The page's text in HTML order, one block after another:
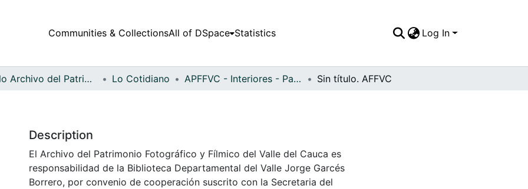
Communities & CollectionsAll of DSpace Statistics Log In
Fondo Archivo del Patrimonio Fotográfico y Fílmico del Valle del Cauca Lo Cotidiano APFFVC - Interiores - Patrimonial Sin título. AFFVC
Description
El Archivo del Patrimonio Fotográfico y Fílmico del Valle del Cauca es
responsabilidad de la Biblioteca Departamental del Valle Jorge Garcés
Borrero, por convenio de cooperación suscrito con la Secretaria del